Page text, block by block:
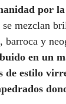
por
mezclan
barroca y
en un
de estilo